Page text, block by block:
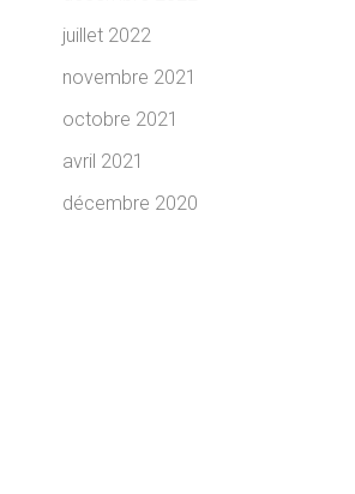
juillet 2022
novembre 2021
octobre 2021
avril 2021
décembre 2020